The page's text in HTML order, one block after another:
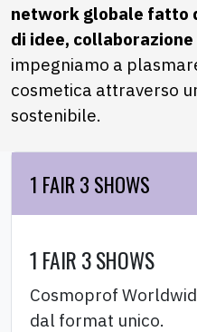
network globale fatto
di idee,
impegniamo a
cosmetica attraverso
sostenibile.
1 FAIR 3 SHOWS
1 FAIR 3 SHOWS
Cosmoprof
dal format unico.